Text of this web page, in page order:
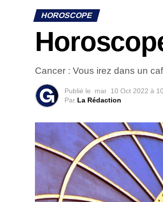
HOROSCOPE
Cancer : Vous irez dans un
Publié le mar 10 Oct 2022 à
Par La Rédaction